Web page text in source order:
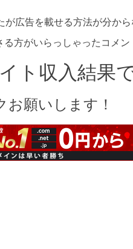
広告を載せる方法が分から
方がいらっしゃったコメン
ト収入結果
願いします！